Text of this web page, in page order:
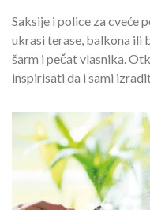
Saksije i police za cveće
ukrasi terase, balkona ili
šarm i pečat vlasnika.
inspirisati da i sami